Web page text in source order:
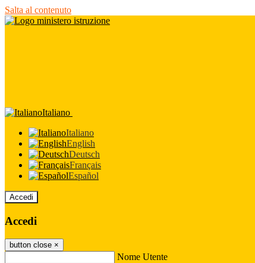
Salta al contenuto
Italiano
Italiano
English
Deutsch
Français
Español
Accedi
Accedi
button close ×
Nome Utente